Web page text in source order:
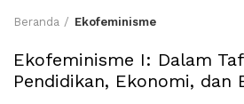
Beranda Ekofeminisme
Ekofeminisme I: Dalam
Pendidikan, Ekonomi, dan